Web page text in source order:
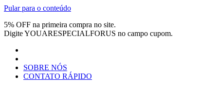
Pular para o conteúdo
5% OFF na primeira compra no site.
DigiteYOUARESPECIALFORUS no campo cupom.
SOBRE NÓS
CONTATO RÁPIDO